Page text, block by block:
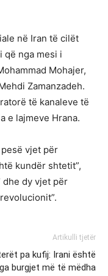
në Iran të cilët
që nga mesi i
Mohajer,
Zamanzadeh.
të kanaleve të
e lajmeve Hrana.
vjet për
kundër shtetit”,
dhe dy vjet për
Artikulli tjetër
pa kufij: Irani është
burgjet më të mëdha